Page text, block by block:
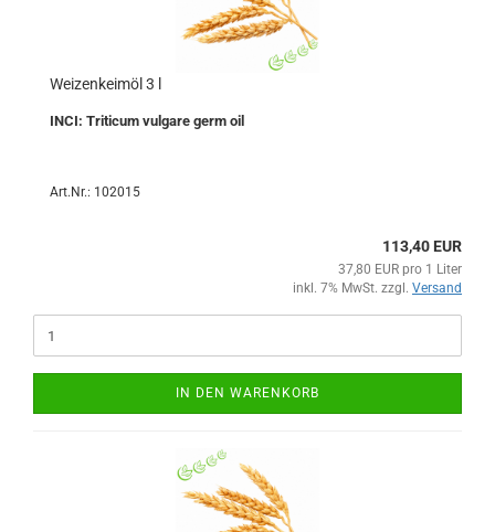
Weizenkeimöl 3 l
INCI: Triticum vulgare germ oil
Art.Nr.: 102015
113,40 EUR
37,80 EUR pro 1 Liter
inkl. 7% MwSt. zzgl. Versand
IN DEN WARENKORB